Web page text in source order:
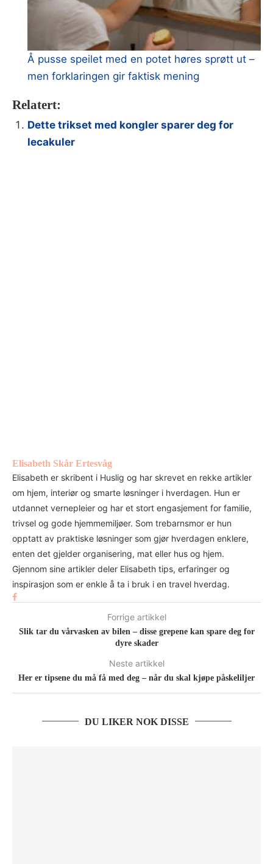
Å pusse speilet med en potet høres sprøtt ut –
men forklaringen gir faktisk mening
Relatert:
Dette trikset med kongler sparer deg for
lecakuler
Elisabeth Skår Ertesvåg
Elisabeth er skribent i Huslig og har skrevet en rekke artikler
om hjem, interiør og smarte løsninger i hverdagen. Hun er
utdannet vernepleier og har et stort engasjement for familie,
trivsel og gode hjemmemiljøer. Som trebarnsmor er hun
opptatt av praktiske løsninger som gjør hverdagen enklere,
enten det gjelder organisering, mat eller hus og hjem.
Gjennom sine artikler deler Elisabeth tips, erfaringer og
inspirasjon som er enkle å ta i bruk i en travel hverdag.
Forrige artikkel
Slik tar du vårvasken av bilen – disse grepene kan spare deg for
dyre skader
Neste artikkel
Her er tipsene du må få med deg – når du skal kjøpe påskeliljer
DU LIKER NOK DISSE